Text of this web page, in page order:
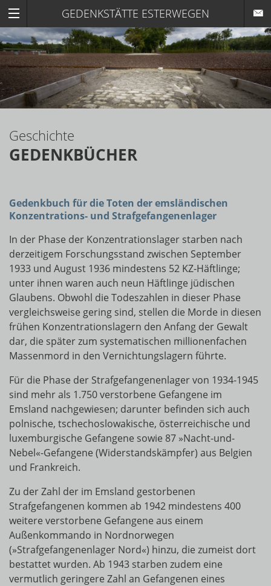
GEDENKSTÄTTE ESTERWEGEN
Geschichte
GEDENKBÜCHER
Gedenkbuch für die Toten der emsländischen
Konzentrations- und Strafgefangenenlager
In der Phase der Konzentrationslager starben nach
derzeitigem Forschungsstand zwischen September
1933 und August 1936 mindestens 52 KZ-Häftlinge;
unter ihnen waren auch neun Häftlinge jüdischen
Glaubens. Obwohl die Todeszahlen in dieser Phase
vergleichsweise gering sind, stellen die Morde in diesen
frühen Konzentrationslagern den Anfang der Gewalt
dar, die später zum systematischen millionenfachen
Massenmord in den Vernichtungslagern führte.
Für die Phase der Strafgefangenenlager von 1934-1945
sind mehr als 1.750 verstorbene Gefangene im
Emsland nachgewiesen; darunter befinden sich auch
polnische, tschechoslowakische, österreichische und
luxemburgische Gefangene sowie 87 »Nacht-und-
Nebel«-Gefangene (Widerstandskämpfer) aus Belgien
und Frankreich.
Zu der Zahl der im Emsland gestorbenen
Strafgefangenen kommen ab 1942 mindestens 400
weitere verstorbene Gefangene aus einem
Außenkommando in Nordnorwegen
(»Strafgefangenenlager Nord«) hinzu, die zumeist dort
bestattet wurden. Ab 1943 starben zudem eine
vermutlich geringere Zahl an Gefangenen eines